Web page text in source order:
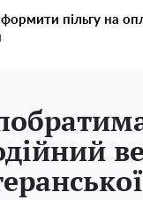
пільгу на